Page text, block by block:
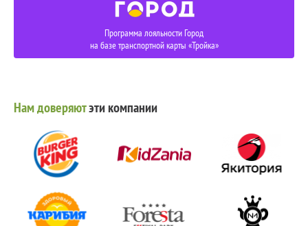
Программа лояльности Город
на базе транспортной карты «Тройка»
Нам доверяютэти компании